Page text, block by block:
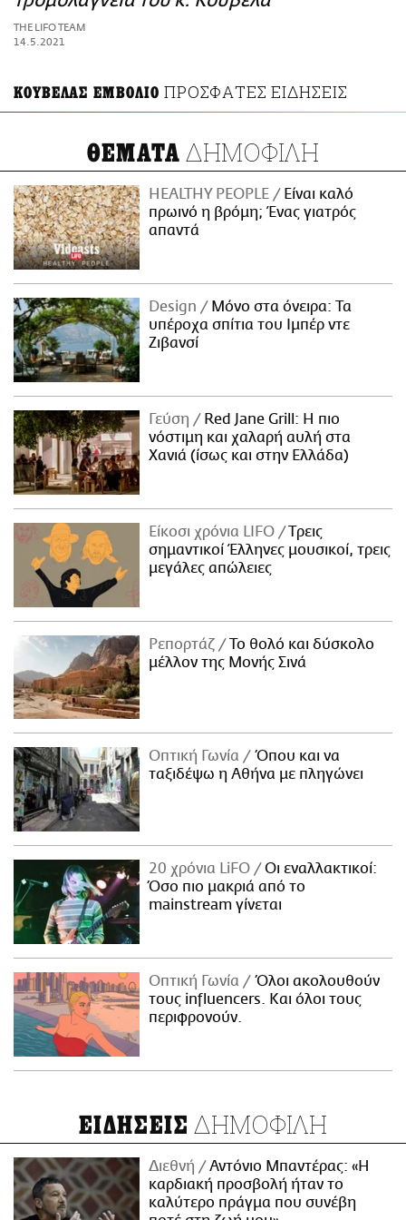
ΑΜΠΑ
PRINT
THE LIFO TEAM
14.5.2021
ΚΟΥΒΕΛΑΣ ΕΜΒΟΛΙΟ ΠΡΟΣΦΑΤΕΣ ΕΙΔΗΣΕΙΣ
ΘΕΜΑΤΑ ΔΗΜΟΦΙΛΗ
HEALTHY PEOPLE
Είναι καλό
πρωινό η βρόμη; Ένας γιατρός
απαντά
Design
Μόνο στα όνειρα: Τα
υπέροχα σπίτια του Ιμπέρ ντε
Ζιβανσί
Γεύση
Red Jane Grill: Η πιο
νόστιμη και χαλαρή αυλή στα
Χανιά (ίσως και στην Ελλάδα)
Είκοσι χρόνια LIFO
Tρεις
σημαντικοί Έλληνες μουσικοί, τρεις
μεγάλες απώλειες
Ρεπορτάζ
Το θολό και δύσκολο
μέλλον της Μονής Σινά
Οπτική Γωνία
Όπου και να
ταξιδέψω η Αθήνα με πληγώνει
20 χρόνια LiFO
Οι εναλλακτικοί:
Όσο πιο μακριά από το
mainstream γίνεται
Οπτική Γωνία
Όλοι ακολουθούν
τους influencers. Και όλοι τους
περιφρονούν.
ΕΙΔΗΣΕΙΣ ΔΗΜΟΦΙΛΗ
Διεθνή
Αντόνιο Μπαντέρας: «Η
καρδιακή προσβολή ήταν το
καλύτερο πράγμα που συνέβη